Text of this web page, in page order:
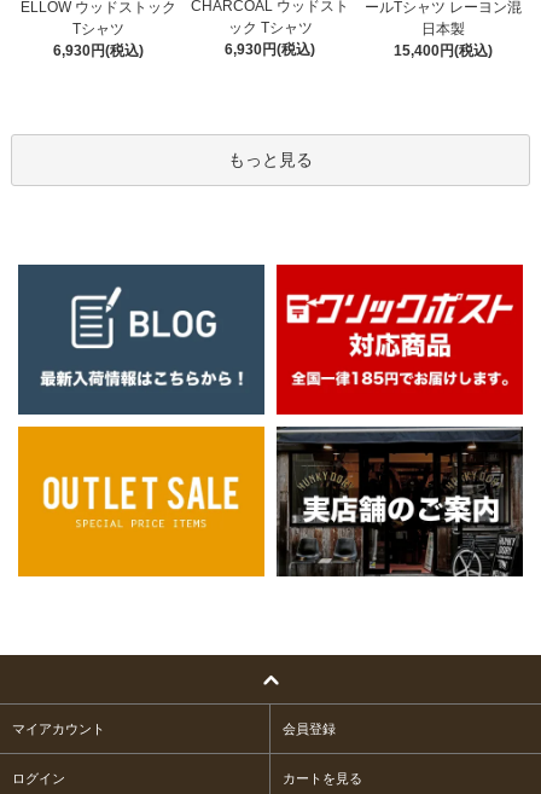
ELLOW ウッドストック
Tシャツ
6,930円(税込)
CHARCOAL ウッドスト
ック Tシャツ
6,930円(税込)
ールTシャツ レーヨン混
日本製
15,400円(税込)
もっと見る
マイアカウント 会員登録
ログイン カートを見る